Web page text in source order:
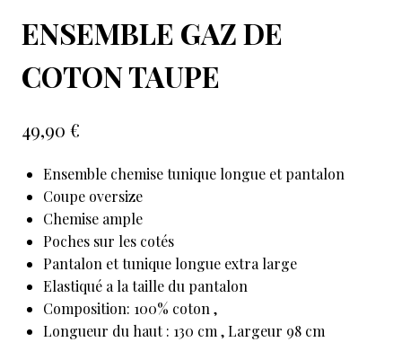
ENSEMBLE GAZ DE
COTON TAUPE
49,90 €
Ensemble chemise tunique longue et pantalon
Coupe oversize
Chemise ample
Poches sur les cotés
Pantalon et tunique longue extra large
Elastiqué a la taille du pantalon
Composition: 100% coton ,
Longueur du haut : 130 cm , Largeur 98 cm